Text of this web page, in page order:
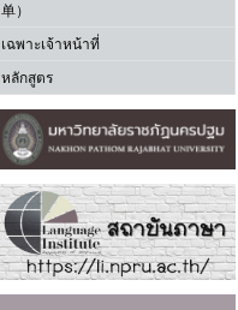
单）
เฉพาะเจ้าหน้าที่
หลักสูตร